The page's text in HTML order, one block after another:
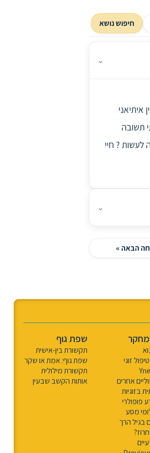
חיפוש נושא
⌄
איתיאני
קיבלתי תשובה
? חיי
⌄
הבאה »
זוגי
אחרים
בזוגיות
פופולרי
מסע
בגיל הרך
שפת גוף
תקשורת בין-אישית
שפת גוף: אמת או שקר
תקשורת מילולית
אותות הקשב שבעין